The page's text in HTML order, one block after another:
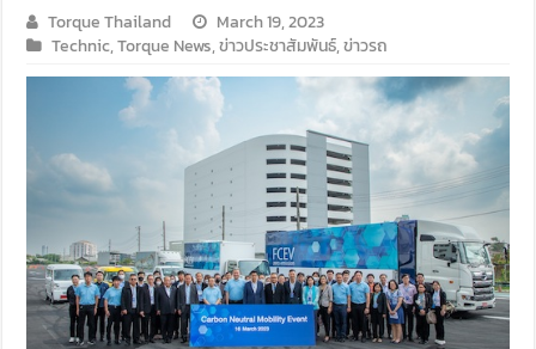
Torque Thailand
March 19, 2023
Technic,Torque News,ข่าวประชาสัมพันธ์,ข่าวรถ